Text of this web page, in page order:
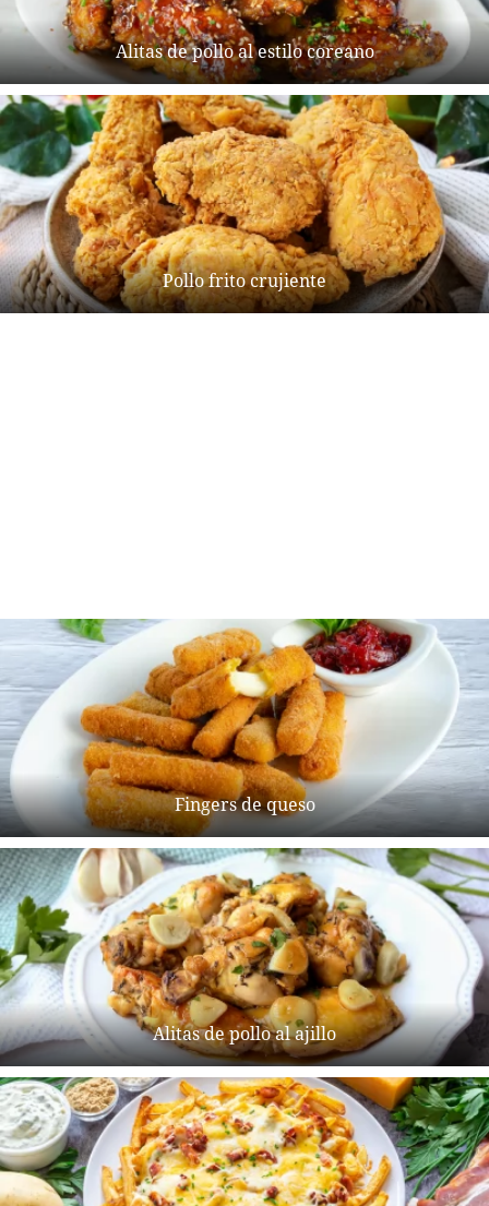
Alitas de pollo al estilo coreano
Pollo frito crujiente
Fingers de queso
Alitas de pollo al ajillo